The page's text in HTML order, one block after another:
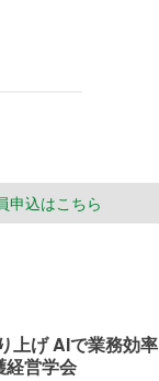
申込はこちら
上げ AIで業務効率
営学会